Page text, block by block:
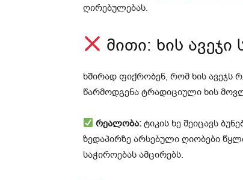
ღირებულებას.
მითი: ხის
ხშირად ფიქრობენ, რომ ხის ავეჯს
წარმოდგენა ტრადიციული ხის
რეალობა: ტიკის ხე შეიცავს
ზედაპირზე არსებული ღიობები
საჭიროებას ამცირებს.